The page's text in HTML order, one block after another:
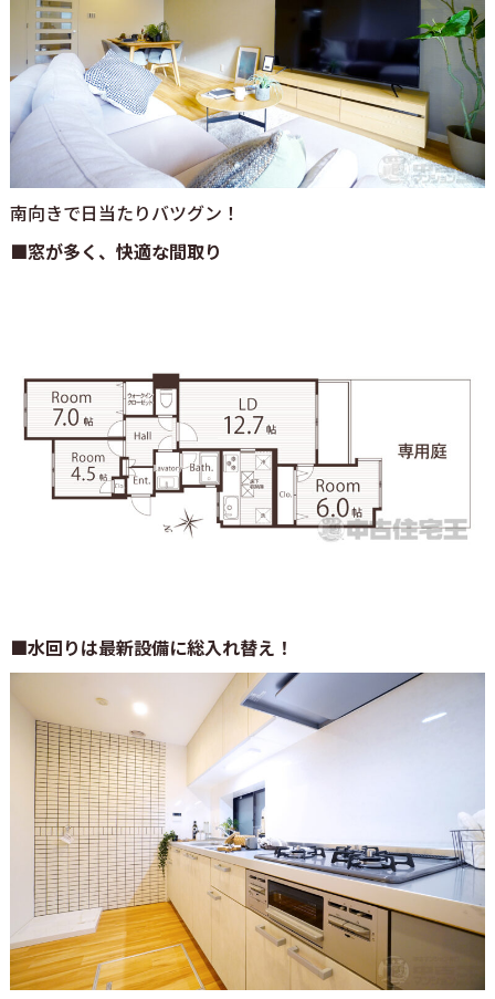
南向きで日当たりバツグン！
■窓が多く、快適な間取り
■水回りは最新設備に総入れ替え！